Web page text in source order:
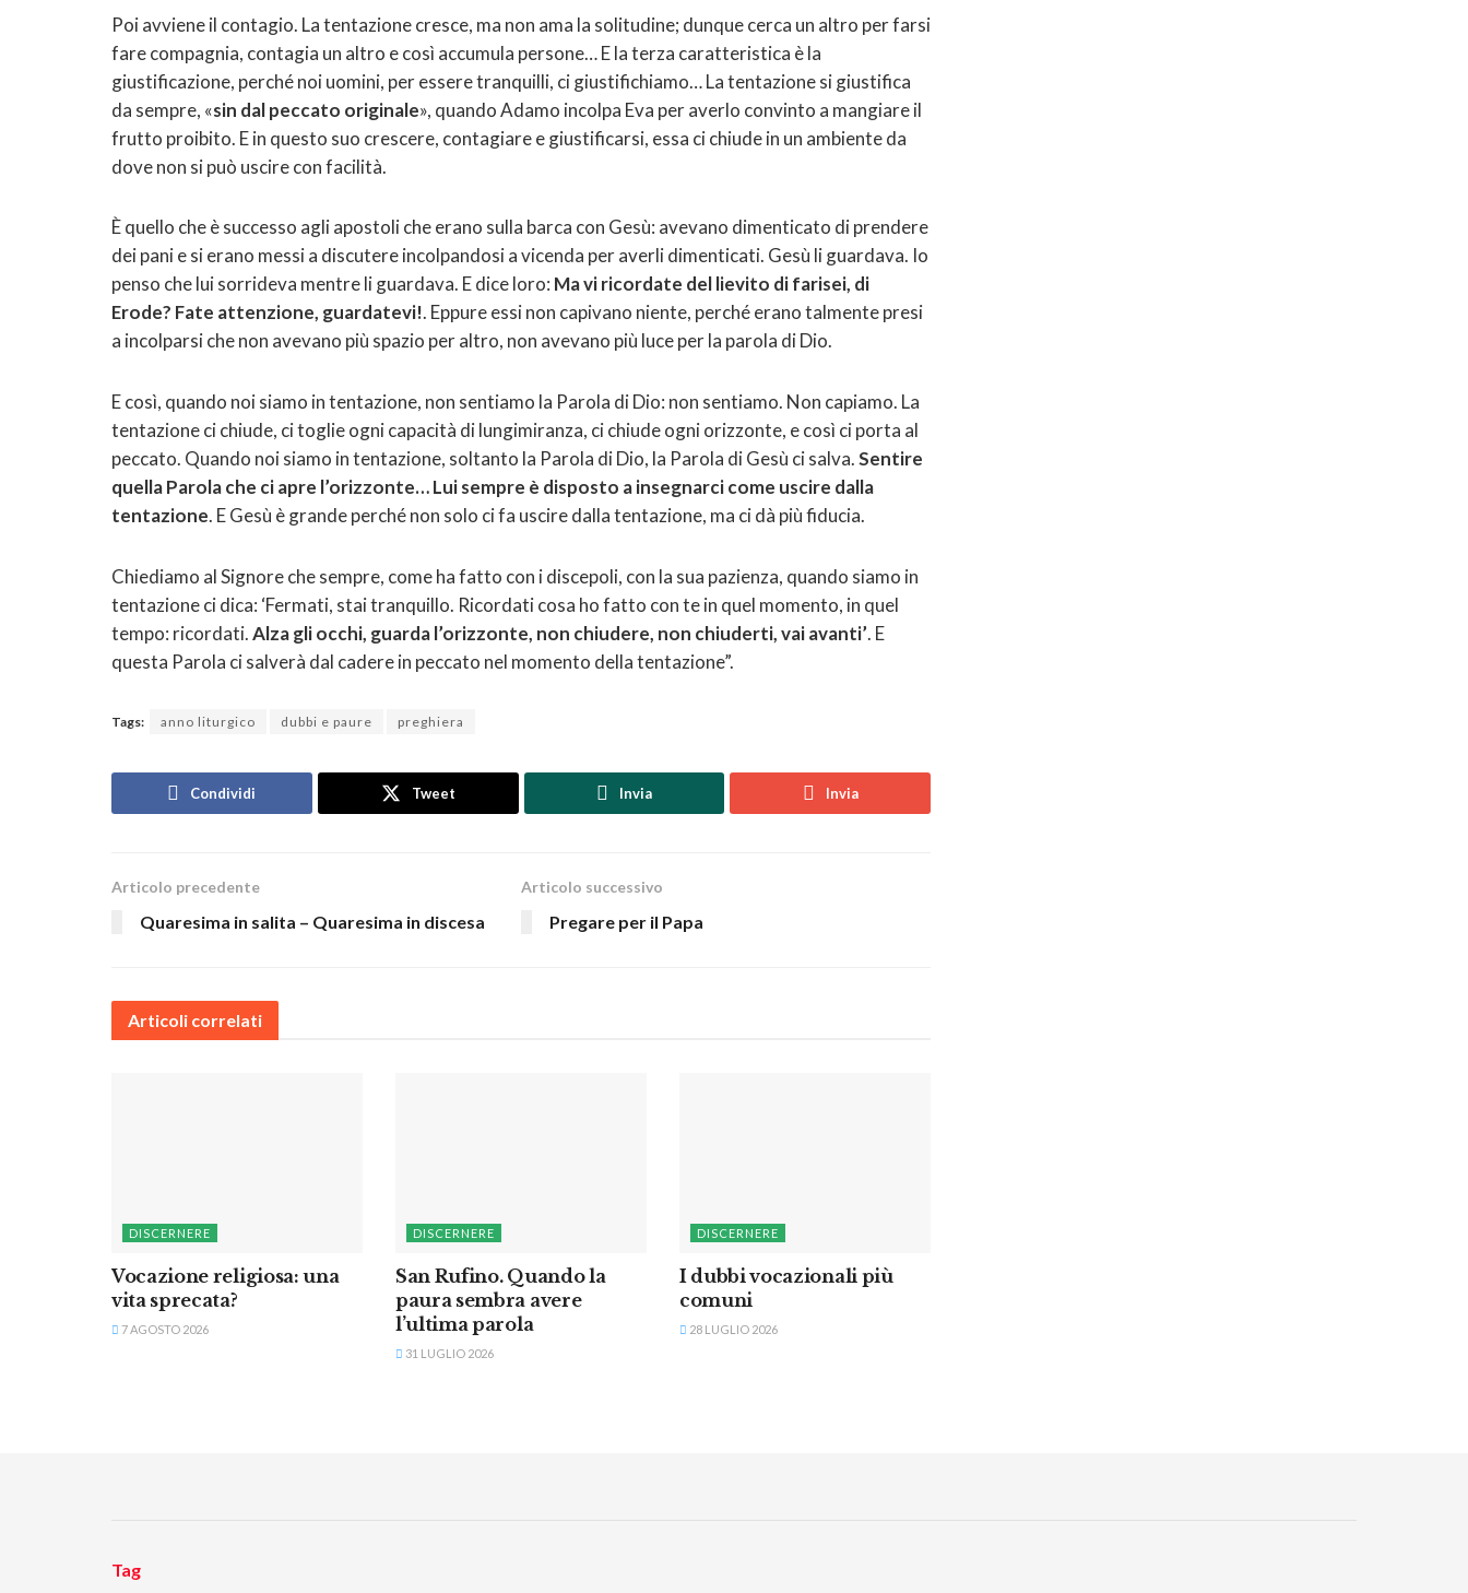
Poi avviene il contagio. La tentazione cresce, ma non ama la solitudine; dunque cerca un altro per farsi
fare compagnia, contagia un altro e così accumula persone… E la terza caratteristica è la
giustificazione, perché noi uomini, per essere tranquilli, ci giustifichiamo… La tentazione si giustifica
da sempre, «sin dal peccato originale», quando Adamo incolpa Eva per averlo convinto a mangiare il
frutto proibito. E in questo suo crescere, contagiare e giustificarsi, essa ci chiude in un ambiente da
dove non si può uscire con facilità.
È quello che è successo agli apostoli che erano sulla barca con Gesù: avevano dimenticato di prendere
dei pani e si erano messi a discutere incolpandosi a vicenda per averli dimenticati. Gesù li guardava. Io
penso che lui sorrideva mentre li guardava. E dice loro: Ma vi ricordate del lievito di farisei, di
Erode? Fate attenzione, guardatevi!. Eppure essi non capivano niente, perché erano talmente presi
a incolparsi che non avevano più spazio per altro, non avevano più luce per la parola di Dio.
E così, quando noi siamo in tentazione, non sentiamo la Parola di Dio: non sentiamo. Non capiamo. La
tentazione ci chiude, ci toglie ogni capacità di lungimiranza, ci chiude ogni orizzonte, e così ci porta al
peccato. Quando noi siamo in tentazione, soltanto la Parola di Dio, la Parola di Gesù ci salva.Sentire
quella Parola che ci apre l’orizzonte… Lui sempre è disposto a insegnarci come uscire dalla
tentazione. E Gesù è grande perché non solo ci fa uscire dalla tentazione, ma ci dà più fiducia.
Chiediamo al Signore che sempre, come ha fatto con i discepoli, con la sua pazienza, quando siamo in
tentazione ci dica: ‘Fermati, stai tranquillo. Ricordati cosa ho fatto con te in quel momento, in quel
tempo: ricordati.Alza gli occhi, guarda l’orizzonte, non chiudere, non chiuderti, vai avanti’. E
questa Parola ci salverà dal cadere in peccato nel momento della tentazione”.
Tags: anno liturgico dubbi e paure preghiera
Condividi Tweet Invia Invia
Articolo precedente
Quaresima in salita – Quaresima in discesa
Articolo successivo
Pregare per il Papa
Articoli correlati
DISCERNERE
Vocazione religiosa: una
vita sprecata?
7 AGOSTO 2026
DISCERNERE
San Rufino. Quando la
paura sembra avere
l’ultima parola
31 LUGLIO 2026
DISCERNERE
I dubbi vocazionali più
comuni
28 LUGLIO 2026
Tag